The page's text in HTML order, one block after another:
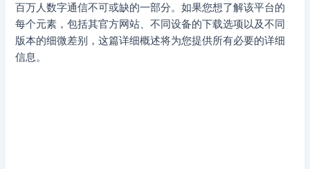
百万人数字通信不可或缺的一部分。如果您想了解该平台的
每个元素，包括其官方网站、不同设备的下载选项以及不同
版本的细微差别，这篇详细概述将为您提供所有必要的详细
信息。